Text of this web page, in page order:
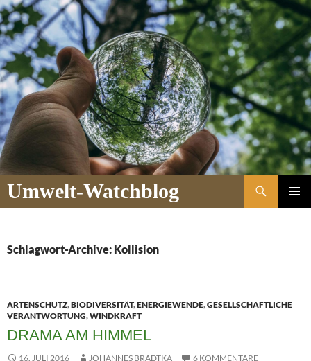
Umwelt-Watchblog
Suchen
Schlagwort-Archive: Kollision
ARTENSCHUTZ,BIODIVERSITÄT,ENERGIEWENDE,GESELLSCHAFTLICHE
VERANTWORTUNG,WINDKRAFT
DRAMA AM HIMMEL
16. JULI 2016 JOHANNES BRADTKA 6 KOMMENTARE